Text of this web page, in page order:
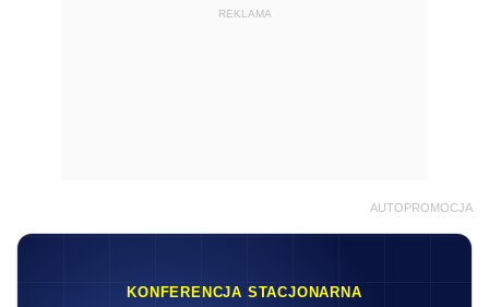
REKLAMA
AUTOPROMOCJA
KONFERENCJA STACJONARNA